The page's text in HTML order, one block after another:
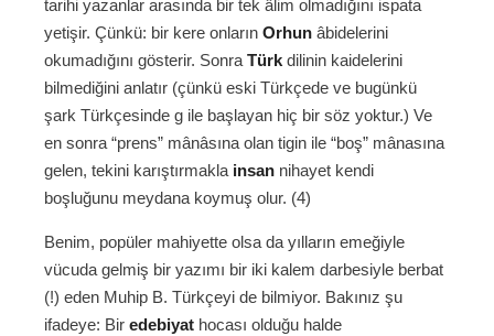
tarihi yazanlar arasında bir tek âlim olmadığını ispata
yetişir. Çünkü: bir kere onların Orhun âbidelerini
okumadığını gösterir. Sonra Türk dilinin kaidelerini
bilmediğini anlatır (çünkü eski Türkçede ve bugünkü
şark Türkçesinde g ile başlayan hiç bir söz yoktur.) Ve
en sonra “prens” mânâsına olan tigin ile “boş” mânasına
gelen, tekini karıştırmakla insan nihayet kendi
boşluğunu meydana koymuş olur. (4)
Benim, popüler mahiyette olsa da yılların emeğiyle
vücuda gelmiş bir yazımı bir iki kalem darbesiyle berbat
(!) eden Muhip B. Türkçeyi de bilmiyor. Bakınız şu
ifadeye: Bir edebiyat hocası olduğu halde